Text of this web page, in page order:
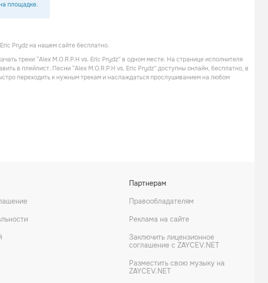
площадке.
Prydz на нашем сайте бесплатно.
треки “Alex M.O.R.P.H vs. Eric Prydz” в одном месте. На странице исполнителя
в плейлист. Песни “Alex M.O.R.P.H vs. Eric Prydz” доступны онлайн, бесплатно, в
переходить к нужным трекам и наслаждаться прослушиванием на любом
Партнерам
Правообладателям
Реклама на сайте
Заключить лицензионное
соглашение с ZAYCEV.NET
Разместить свою музыку на
ZAYCEV.NET